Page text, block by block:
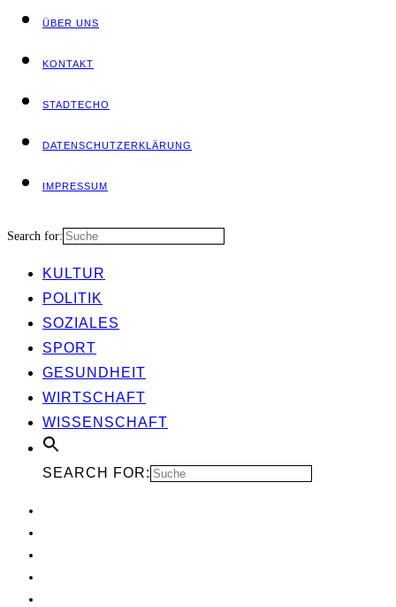
ÜBER UNS
KON­TAKT
STADT­ECHO
DATEN­SCHUTZ­ER­KLÄ­RUNG
IMPRES­SUM
Search for:
KUL­TUR
POLI­TIK
SOZIA­LES
SPORT
GESUND­HEIT
WIRT­SCHAFT
WIS­SEN­SCHAFT
SEARCH FOR: